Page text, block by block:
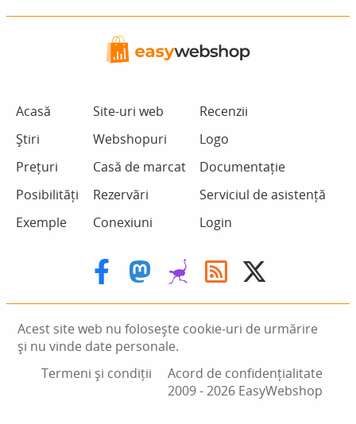
Acasă
Știri
Prețuri
Posibilități
Exemple
Site-uri web
Webshopuri
Casă de marcat
Rezervări
Conexiuni
Recenzii
Logo
Documentație
Serviciul de asistență
Login
Acest site web nu folosește cookie-uri de urmărire
și nu vinde date personale.
Termeni și condiții
Acord de confidențialitate
2009 ‑ 2026 EasyWebshop